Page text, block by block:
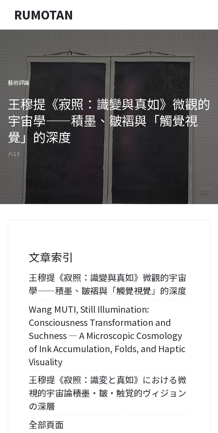
RUMOTAN
藝術評論
王穆提《寂照：識變與真如》微觀的
宇宙學——積墨、皺褶與「觸覺視
覺」的深度
六 13
文章索引
王穆提《寂照：識變與真如》微觀的宇宙
學——積墨、皺褶與「觸覺視覺」的深度
Wang MUTI, Still Illumination:
Consciousness Transformation and
Suchness — A Microscopic Cosmology
of Ink Accumulation, Folds, and Haptic
Visuality
王穆提《寂照：識変と真如》における微
視的宇宙論――積墨・皺・触覚的ヴィジョン
の深層
全部頁面